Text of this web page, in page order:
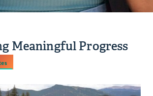
Meaningful Progress